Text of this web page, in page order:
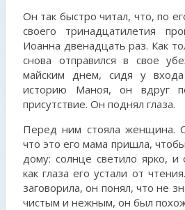
Он так быстро читал, что, по
своего тринадцатилетия
Иоанна двенадцать раз. Как
снова отправился в свое
майским днем, сидя у
историю Маноя, он вдруг
присутствие. Он поднял глаза.
Перед ним стояла женщина.
что это его мама пришла,
дому: солнце светило ярко, и
как глаза его устали от
заговорила, он понял, что не
чистым и нежным, он был